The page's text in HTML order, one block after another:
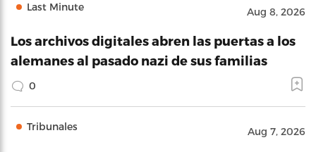
Last Minute Aug 8, 2026
Los archivos digitales abren las puertas a los
alemanes al pasado nazi de sus familias
0
Tribunales Aug 7, 2026